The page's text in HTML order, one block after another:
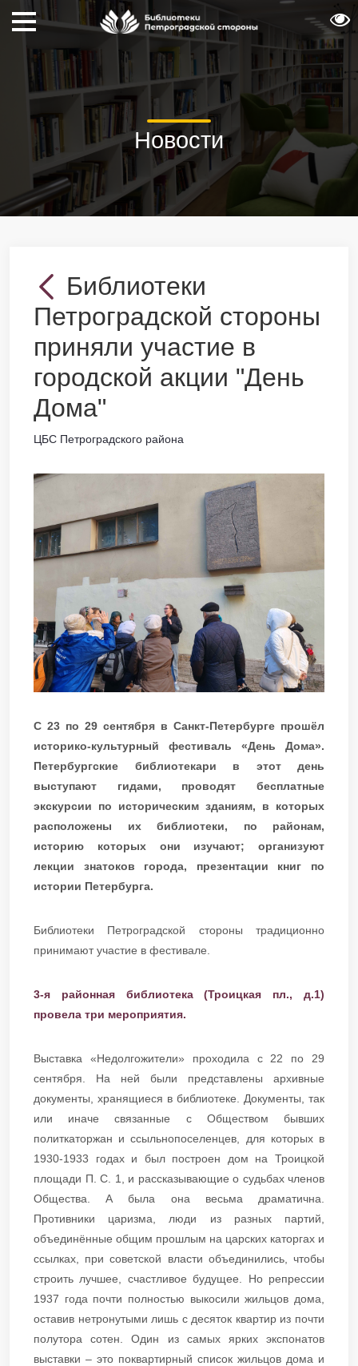
Новости
Библиотеки
Петроградской стороны
приняли участие в
городской акции "День
Дома"
ЦБС Петроградского района
С 23 по 29 сентября в Санкт-Петербурге прошёл
историко-культурный фестиваль «День Дома».
Петербургские библиотекари в этот день
выступают гидами, проводят бесплатные
экскурсии по историческим зданиям, в которых
расположены их библиотеки, по районам,
историю которых они изучают; организуют
лекции знатоков города, презентации книг по
истории Петербурга.
Библиотеки Петроградской стороны традиционно
принимают участие в фестивале.
3-я районная библиотека (Троицкая пл., д.1)
провела три мероприятия.
Выставка «Недолгожители» проходила с 22 по 29
сентября. На ней были представлены архивные
документы, хранящиеся в библиотеке. Документы, так
или иначе связанные с Обществом бывших
политкаторжан и ссыльнопоселенцев, для которых в
1930-1933 годах и был построен дом на Троицкой
площади П. С. 1, и рассказывающие о судьбах членов
Общества. А была она весьма драматична.
Противники царизма, люди из разных партий,
объединённые общим прошлым на царских каторгах и
ссылках, при советской власти объединились, чтобы
строить лучшее, счастливое будущее. Но репрессии
1937 года почти полностью выкосили жильцов дома,
оставив нетронутыми лишь с десяток квартир из почти
полутора сотен. Один из самых ярких экспонатов
выставки – это поквартирный список жильцов дома и